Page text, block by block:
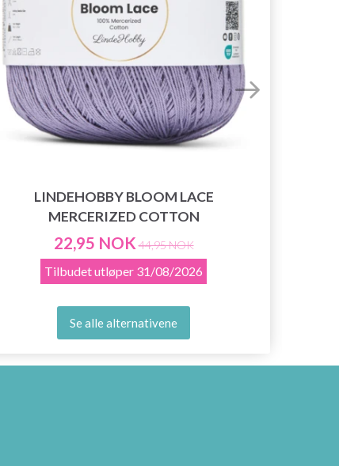
LINDEHOBBY BLOOM LACE
MERCERIZED COTTON
22,95 NOK 44,95 NOK
Tilbudet utløper 31/08/2026
Se alle alternativene